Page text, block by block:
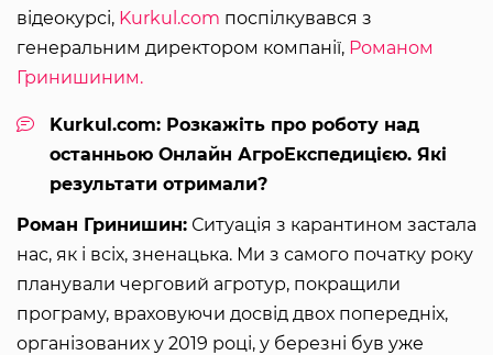
відеокурсі, Kurkul.com поспілкувався з
генеральним директором компанії, Романом
Гринишиним.
Kurkul.com: Розкажіть про роботу над
останньою Онлайн АгроЕкспедицією. Які
результати отримали?
Роман Гринишин: Ситуація з карантином застала
нас, як і всіх, зненацька. Ми з самого початку року
планували черговий агротур, покращили
програму, враховуючи досвід двох попередніх,
організованих у 2019 році, у березні був уже